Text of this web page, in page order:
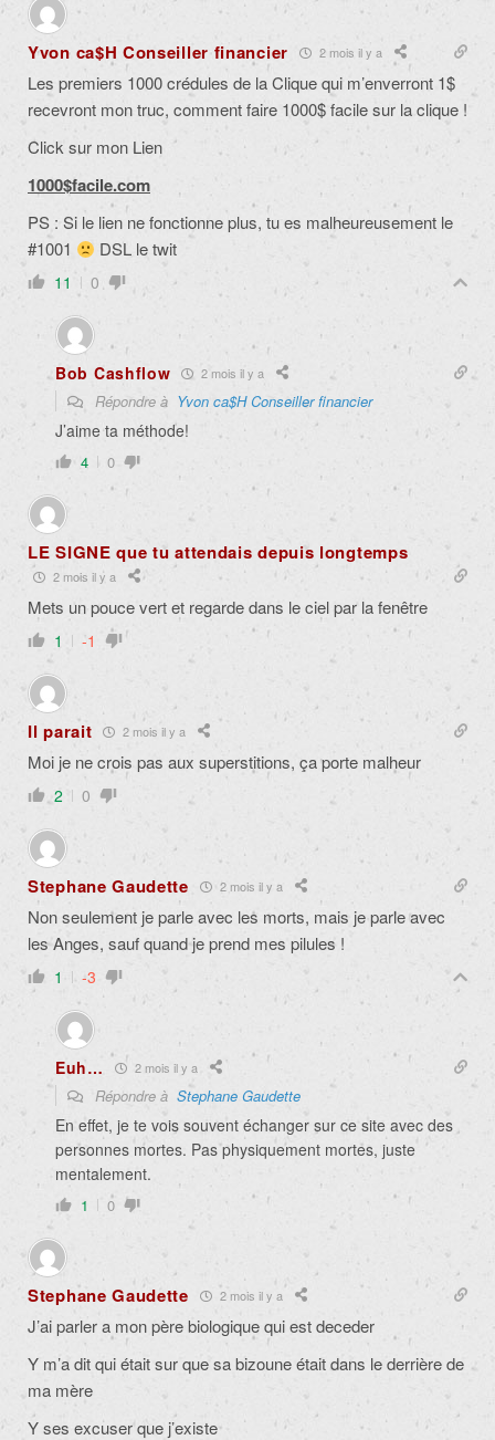
Yvon ca$H Conseiller financier 2 mois il y a
Les premiers 1000 crédules de la Clique qui m’enverront 1$
recevront mon truc, comment faire 1000$ facile sur la clique !
Click sur mon Lien
1000$facile.com
PS : Si le lien ne fonctionne plus, tu es malheureusement le
#1001
DSL le twit
11 0
Bob Cashflow 2 mois il y a
Répondre à Yvon ca$H Conseiller financier
J’aime ta méthode!
4 0
LE SIGNE que tu attendais depuis longtemps
2 mois il y a
Mets un pouce vert et regarde dans le ciel par la fenêtre
1 -1
Il parait 2 mois il y a
Moi je ne crois pas aux superstitions, ça porte malheur
2 0
Stephane Gaudette 2 mois il y a
Non seulement je parle avec les morts, mais je parle avec
les Anges, sauf quand je prend mes pilules !
1 -3
Euh… 2 mois il y a
Répondre à Stephane Gaudette
En effet, je te vois souvent échanger sur ce site avec des
personnes mortes. Pas physiquement mortes, juste
mentalement.
1 0
Stephane Gaudette 2 mois il y a
J’ai parler a mon père biologique qui est deceder
Y m’a dit qui était sur que sa bizoune était dans le derrière de
ma mère
Y ses excuser que j’existe